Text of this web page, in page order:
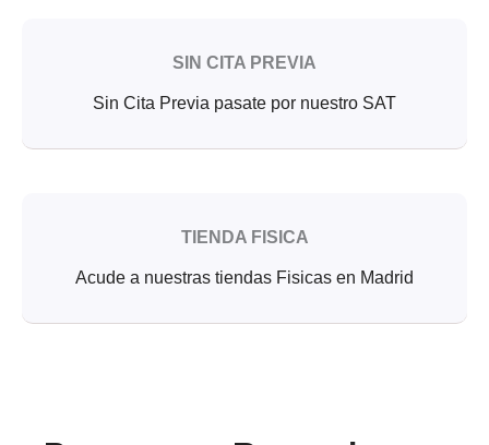
SIN CITA PREVIA
Sin Cita Previa pasate por nuestro SAT
TIENDA FISICA
Acude a nuestras tiendas Fisicas en Madrid